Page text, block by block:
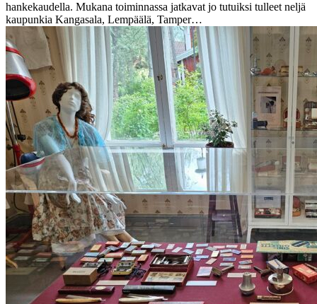
hankekaudella. Mukana toiminnassa jatkavat jo tutuiksi tulleet neljä
kaupunkia Kangasala, Lempäälä, Tamper…